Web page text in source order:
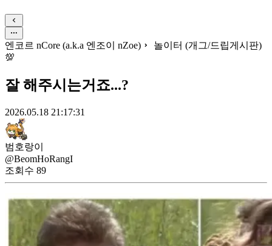
엔코르 nCore (a.k.a 엔조이 nZoe)
놀이터 (개그/드립게시판)
💯
잘 해주시는거죠...?
2026.05.18 21:17:31
범호랑이
@BeomHoRangI
조회수 89